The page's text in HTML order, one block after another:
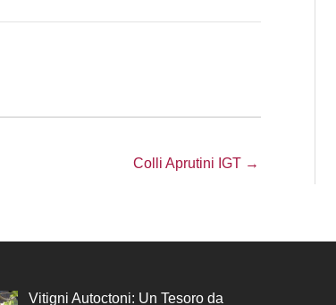
Colli Aprutini IGT →
Vitigni Autoctoni: Un Tesoro da